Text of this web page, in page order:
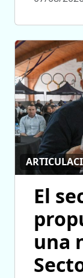
El
una